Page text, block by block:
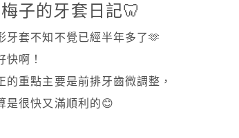
子的牙套日記🦷
牙套不知不覺已經半年多了🫶
快啊！
的重點主要是前排牙齒微調整，
是很快又滿順利的😊